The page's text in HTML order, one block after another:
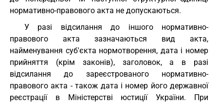
нормативно-правового акта не допускаються.
У разі відсилання до іншого нормативно-
правового акта зазначаються вид акта,
найменування суб'єкта нормотворення, дата і номер
прийняття (крім законів), заголовок, а в разі
відсилання до зареєстрованого нормативно-
правового акта - також дата і номер його державної
реєстрації в Міністерстві юстиції України. При